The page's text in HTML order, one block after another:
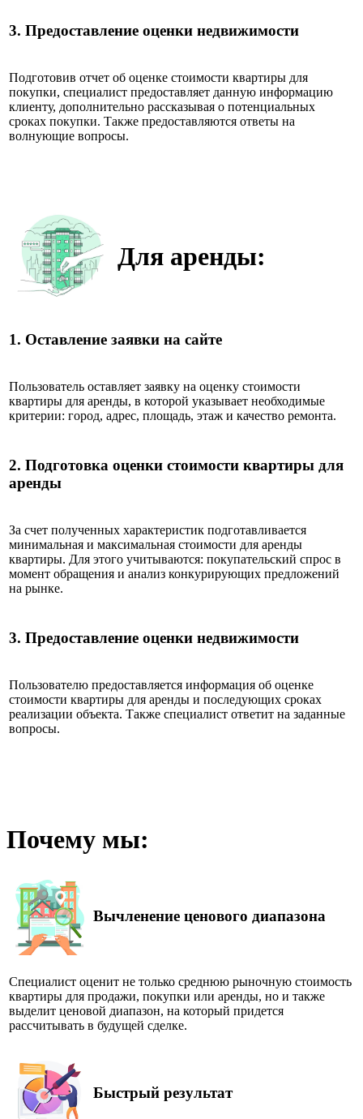
3. Предоставление оценки недвижимости
Подготовив отчет об оценке стоимости квартиры для
покупки, специалист предоставляет данную информацию
клиенту, дополнительно рассказывая о потенциальных
сроках покупки. Также предоставляются ответы на
волнующие вопросы.
Для аренды:
1. Оставление заявки на сайте
Пользователь оставляет заявку на оценку стоимости
квартиры для аренды, в которой указывает необходимые
критерии: город, адрес, площадь, этаж и качество ремонта.
2. Подготовка оценки стоимости квартиры для
аренды
За счет полученных характеристик подготавливается
минимальная и максимальная стоимости для аренды
квартиры. Для этого учитываются: покупательский спрос в
момент обращения и анализ конкурирующих предложений
на рынке.
3. Предоставление оценки недвижимости
Пользователю предоставляется информация об оценке
стоимости квартиры для аренды и последующих сроках
реализации объекта. Также специалист ответит на заданные
вопросы.
Почему мы:
Вычленение ценового диапазона
Специалист оценит не только среднюю рыночную стоимость
квартиры для продажи, покупки или аренды, но и также
выделит ценовой диапазон, на который придется
рассчитывать в будущей сделке.
Быстрый результат